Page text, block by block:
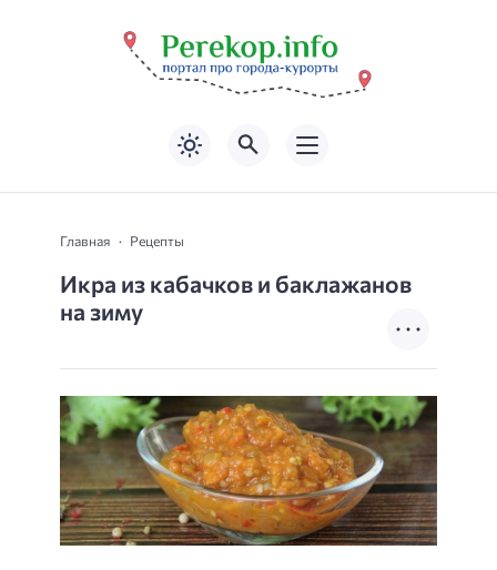
Главная Рецепты
Икра из кабачков и баклажанов
на зиму